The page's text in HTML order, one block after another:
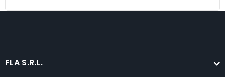
FLA S.R.L.